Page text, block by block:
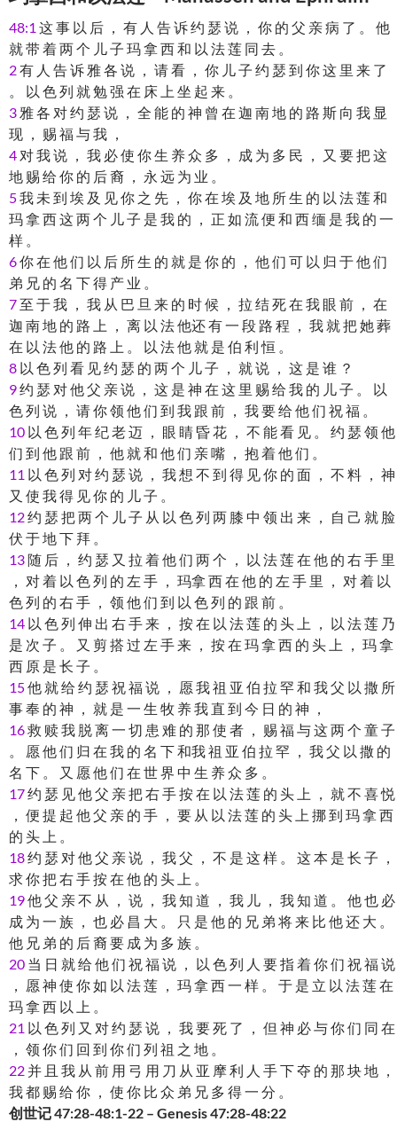
48:1 这 事 以 后 ， 有 人 告 诉 约 瑟 说 ， 你 的 父 亲 病 了 。 他
就 带 着 两 个 儿 子 玛 拿 西 和 以 法 莲 同 去 。
2有 人 告 诉 雅 各 说 ， 请 看 ， 你 儿 子 约 瑟 到 你 这 里 来 了
。 以 色 列 就 勉 强 在 床 上 坐 起 来 。
3 雅 各 对 约 瑟 说 ， 全 能 的 神 曾 在 迦 南 地 的 路 斯 向 我 显
现 ， 赐 福 与 我 ，
4 对 我 说 ， 我 必 使 你 生 养 众 多 ， 成 为 多 民 ， 又 要 把 这
地 赐 给 你 的 后 裔 ， 永 远 为 业 。
5我 未 到 埃 及 见 你 之 先 ， 你 在 埃 及 地 所 生 的 以 法 莲 和
玛 拿 西 这 两 个 儿 子 是 我 的 ， 正 如 流 便 和 西 缅 是 我 的 一
样 。
6你 在 他 们 以 后 所 生 的 就 是 你 的 ， 他 们 可 以 归 于 他 们
弟 兄 的 名 下 得 产 业 。
7至 于 我 ， 我 从 巴 旦 来 的 时 候 ， 拉 结 死 在 我 眼 前 ， 在
迦 南 地 的 路 上 ， 离 以 法 他还 有 一 段 路 程 ， 我 就 把 她 葬
在 以 法 他 的 路 上 。 以 法 他 就 是 伯 利 恒 。
8 以 色 列 看 见 约 瑟 的 两 个 儿 子 ， 就 说 ， 这 是 谁 ？
9约 瑟 对 他 父 亲 说 ， 这 是 神 在 这 里 赐 给 我 的 儿 子 。 以
色 列 说 ， 请 你 领 他 们 到 我 跟 前 ， 我 要 给 他 们 祝 福 。
10 以 色 列 年 纪 老 迈 ， 眼 睛 昏 花 ， 不 能 看 见 。 约 瑟 领 他
们 到 他 跟 前 ， 他 就 和 他 们 亲 嘴 ， 抱 着 他 们 。
11 以 色 列 对 约 瑟 说 ， 我 想 不 到 得 见 你 的 面 ， 不 料 ， 神
又 使 我 得 见 你 的 儿 子 。
12约 瑟 把 两 个 儿 子 从 以 色 列 两 膝 中 领 出 来 ， 自 己 就 脸
伏 于 地 下 拜 。
13随 后 ， 约 瑟 又 拉 着 他 们 两 个 ， 以 法 莲 在 他 的 右 手 里
， 对 着 以 色 列 的 左 手 ， 玛拿 西 在 他 的 左 手 里 ， 对 着 以
色 列 的 右 手 ， 领 他 们 到 以 色 列 的 跟 前 。
14 以 色 列 伸 出 右 手 来 ， 按 在 以 法 莲 的 头 上 ， 以 法 莲 乃
是 次 子 。 又 剪 搭 过 左 手 来 ， 按 在 玛 拿 西 的 头 上 ， 玛 拿
西 原 是 长 子 。
15他 就 给 约 瑟 祝 福 说 ， 愿 我 祖 亚 伯 拉 罕 和 我 父 以 撒 所
事 奉 的 神 ， 就 是 一 生 牧 养 我 直 到 今 日 的 神 ，
16救 赎 我 脱 离 一 切 患 难 的 那 使 者 ， 赐 福 与 这 两 个 童 子
。 愿 他 们 归 在 我 的 名 下 和我 祖 亚 伯 拉 罕 ， 我 父 以 撒 的
名 下 。 又 愿 他 们 在 世 界 中 生 养 众 多 。
17约 瑟 见 他 父 亲 把 右 手 按 在 以 法 莲 的 头 上 ， 就 不 喜 悦
， 便 提 起 他 父 亲 的 手 ， 要 从 以 法 莲 的 头 上 挪 到 玛 拿 西
的 头 上 。
18约 瑟 对 他 父 亲 说 ， 我 父 ， 不 是 这 样 。 这 本 是 长 子 ，
求 你 把 右 手 按 在 他 的 头 上 。
19他 父 亲 不 从 ， 说 ， 我 知 道 ， 我 儿 ， 我 知 道 。 他 也 必
成 为 一 族 ， 也 必 昌 大 。 只 是 他 的 兄 弟 将 来 比 他 还 大 。
他 兄 弟 的 后 裔 要 成 为 多 族 。
20 当 日 就 给 他 们 祝 福 说 ， 以 色 列 人 要 指 着 你 们 祝 福 说
， 愿 神 使 你 如 以 法 莲 ， 玛 拿 西 一 样 。 于 是 立 以 法 莲 在
玛 拿 西 以 上 。
21 以 色 列 又 对 约 瑟 说 ， 我 要 死 了 ， 但 神 必 与 你 们 同 在
， 领 你 们 回 到 你 们 列 祖 之 地 。
22并 且 我 从 前 用 弓 用 刀 从 亚 摩 利 人 手 下 夺 的 那 块 地 ，
我 都 赐 给 你 ， 使 你 比 众 弟 兄 多 得 一 分 。
创世记 47:28-48:1-22 – Genesis 47:28-48:22